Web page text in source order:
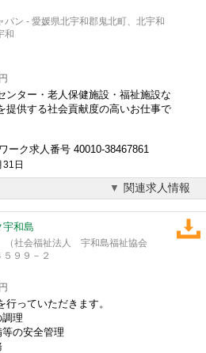
ン - 愛媛県北宇和郡鬼北町、北宇和
和
ンター・老人保健施設・福祉施設な
提供する社会貢献度の高いお仕事で
ーク求人番号 40010-38467861
日
関連求人情報
宇和島
社会福祉法人 宇和島福祉協会
９９－２
っていただきます。
理
の安全管理